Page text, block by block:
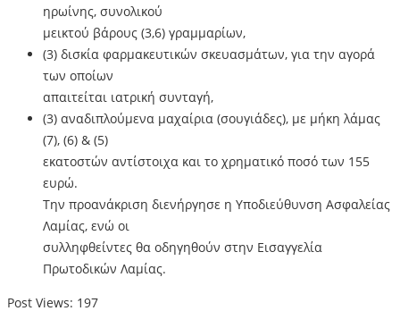
ηρωίνης, συνολικού
μεικτού βάρους (3,6) γραμμαρίων,
(3) δισκία φαρμακευτικών σκευασμάτων, για την αγορά
των οποίων
απαιτείται ιατρική συνταγή,
(3) αναδιπλούμενα μαχαίρια (σουγιάδες), με μήκη λάμας
(7), (6) & (5)
εκατοστών αντίστοιχα και το χρηματικό ποσό των 155
ευρώ.
Την προανάκριση διενήργησε η Υποδιεύθυνση Ασφαλείας
Λαμίας, ενώ οι
συλληφθείντες θα οδηγηθούν στην Εισαγγελία
Πρωτοδικών Λαμίας.
Post Views: 197